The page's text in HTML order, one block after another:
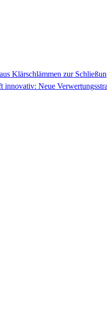
Klärschlämmen zur
innovativ: Neue